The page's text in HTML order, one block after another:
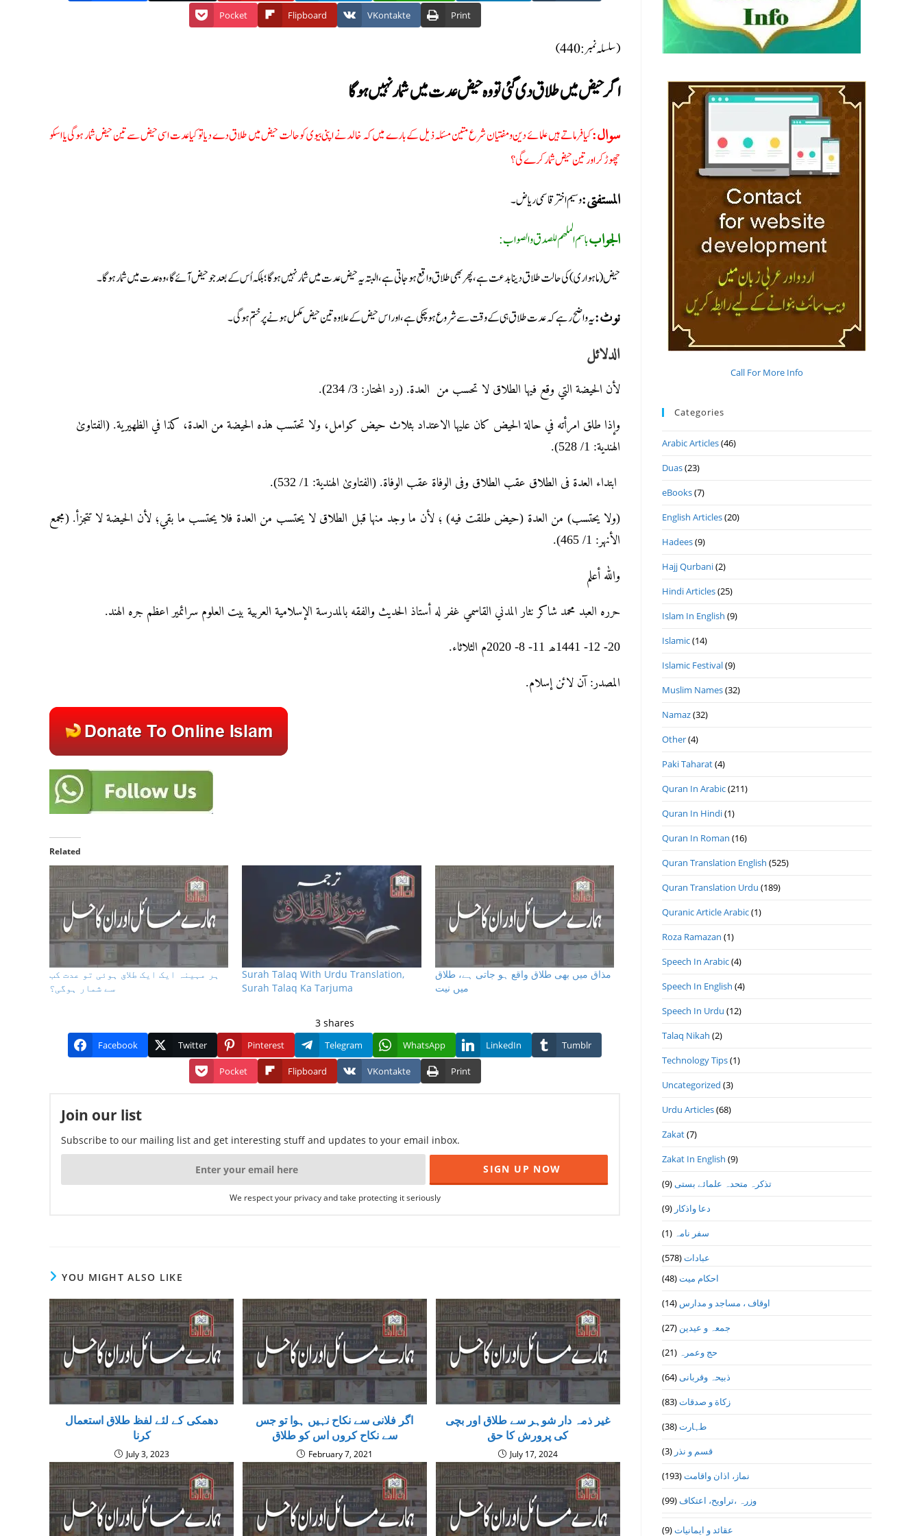
Pocket Flipboard VKontakte Print
(سلسلہ نمبر: 440)
اگر حیض میں طلاق دی گئی تو وہ حیض عدت میں شمار نہیں ہوگا
سوال:کیا فرماتے ہیں علمائے دین ومفتیان شرع متین مسئلہ ذیل کے بارے میں کہ خالد نے اپنی بیوی کو حالت حیض میں طلاق دے دیا تو کیا عدت اسی حیض سے تین حیض شمار ہوگی یا اسکو
چھوڑ کر اور تین حیض شمار کرے گی؟
المستفتی:وسیم اختر قاسمی ریاض۔
الجوابباسم الملھم للصدق والصواب:
حیض (ماہواری) کی حالت طلاق دینا بدعت ہے، پھر بھی طلاق واقع ہو جاتی ہے، البتہ یہ حیض عدت میں شمار نہیں ہوگا؛ بلکہ اُس کے بعد جو حیض آئے گا، وہ عدت میں شمار ہوگا۔
نوٹ:یہ واضح رہے کہ عدت طلاق ہی کے وقت سے شروع ہوچکی ہے، اور اس حیض کے علاوہ تین حیض مکمل ہونے پر ختم ہوگی۔
الدلائل
لأن الحيضة التي وقع فيها الطلاق لا تحسب من العدة. (رد المحتار: 3/ 234).
وإذا طلق امرأته في حالة الحیض کان علیها الاعتداد بثلاث حیض کوامل، ولا تحتسب هذہ الحیضة من العدۃ، کذا في الظهیریة. (الفتاویٰ
الهندیة: 1/ 528).
ابتداء العدۃ فی الطلاق عقب الطلاق وفی الوفاۃ عقب الوفاۃ. (الفتاویٰ الهندیة: 1/ 532).
(ولا يحتسب) من العدة (حيض طلقت فيه) ؛ لأن ما وجد منها قبل الطلاق لا يحتسب من العدة فلا يحتسب ما بقي؛ لأن الحيضة لا تتجزأ. (مجمع
الأنهر: 1/ 465).
والله أعلم
حرره العبد محمد شاکر نثار المدني القاسمي غفر له أستاذ الحديث والفقه بالمدرسة الإسلامية العربية بيت العلوم سرائمير اعظم جره الهند.
20- 12- 1441ھ 11- 8- 2020م الثلاثاء.
المصدر: آن لائن إسلام.
Related
ہر مہینہ ایک ایک طلاق ہوئی تو عدت کب
سے شمار ہوگی؟
Surah Talaq With Urdu Translation,
Surah Talaq Ka Tarjuma
مذاق میں بھی طلاق واقع ہو جاتی ہے، طلاق
میں نیت
3 shares
Facebook Twitter Pinterest Telegram WhatsApp LinkedIn Tumblr
Pocket Flipboard VKontakte Print
Join our list
Subscribe to our mailing list and get interesting stuff and updates to your email inbox.
We respect your privacy and take protecting it seriously
YOU MIGHT ALSO LIKE
دھمکی کے لئے لفظ طلاق استعمال
کرنا
July 3, 2023
اگر فلانى سے نکاح نہیں ہوا تو جس
سے نکاح کروں اس کو طلاق
February 7, 2021
غیر ذمہ دار شوہر سے طلاق اور بچی
کی پرورش کا حق
July 17, 2024
Call For More Info
Categories
Arabic Articles(46)
Duas(23)
eBooks(7)
English Articles(20)
Hadees(9)
Hajj Qurbani(2)
Hindi Articles(25)
Islam In English (9)
Islamic(14)
Islamic Festival(9)
Muslim Names(32)
Namaz(32)
Other(4)
Paki Taharat(4)
Quran In Arabic(211)
Quran In Hindi(1)
Quran In Roman (16)
Quran Translation English (525)
Quran Translation Urdu (189)
Quranic Article Arabic(1)
Roza Ramazan (1)
Speech In Arabic(4)
Speech In English (4)
Speech In Urdu (12)
Talaq Nikah (2)
Technology Tips(1)
Uncategorized (3)
Urdu Articles(68)
Zakat(7)
Zakat In English (9)
تذكرہ متحدہ علمائے بستى(9)
دعا واذكار (9)
سفر نامہ (1)
عبادات(578)
احکام میت(48)
اوقاف ، مساجد و مدارس (14)
جمعہ و عیدین (27)
حج وعمرہ (21)
ذبیحہ وقربانی(64)
زکاة و صدقات(83)
طہارت(38)
قسم و نذر (3)
نماز، اذان واقامت(193)
وزرہ ،تراويح، اعتكاف(99)
عقائد و ایمانیات(9)